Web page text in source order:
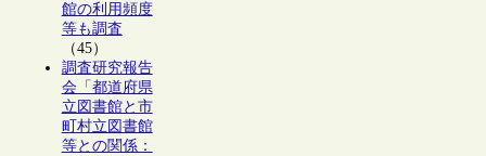
館の利用頻度
等も調査
（45）
調査研究報告
会「都道府県
立図書館と市
町村立図書館
等との関係：